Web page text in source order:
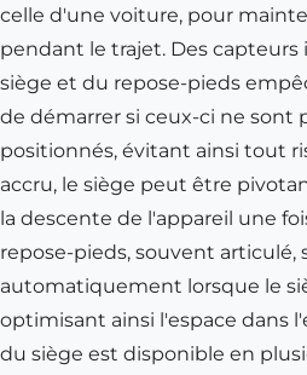
celle d'une voiture, pour
pendant le trajet. Des
siège et du repose-pieds
de démarrer si ceux-ci ne sont
positionnés, évitant ainsi tout
accru, le siège peut être
la descente de l'appareil une
repose-pieds, souvent articulé,
automatiquement lorsque le
optimisant ainsi l'espace dans
du siège est disponible en